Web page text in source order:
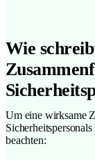
Wie
Um eine wirksame
beachten: